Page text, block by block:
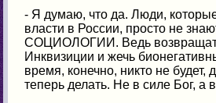
- Я думаю, что да. Люди,
власти в России, просто не
СОЦИОЛОГИИ. Ведь
Инквизиции и жечь
время, конечно, никто не будет,
теперь делать. Не в силе Бог, а